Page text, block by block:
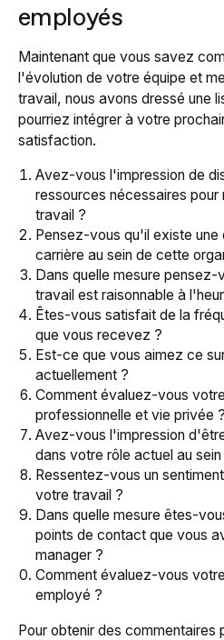
employés
Maintenant que vous savez
l'évolution de votre équipe et
travail, nous avons dressé une
pourriez intégrer à votre
satisfaction.
Avez-vous l'impression de
ressources nécessaires pour
travail ?
Pensez-vous qu'il existe
carrière au sein de cette
Dans quelle mesure
travail est raisonnable à
Êtes-vous satisfait de la
que vous recevez ?
Est-ce que vous aimez ce
actuellement ?
Comment évaluez-vous
professionnelle et vie privée ?
Avez-vous l'impression
dans votre rôle actuel au
Ressentez-vous un
votre travail ?
Dans quelle mesure êtes-
points de contact que vous
manager ?
Comment évaluez-vous
employé ?
Pour obtenir des commentaires